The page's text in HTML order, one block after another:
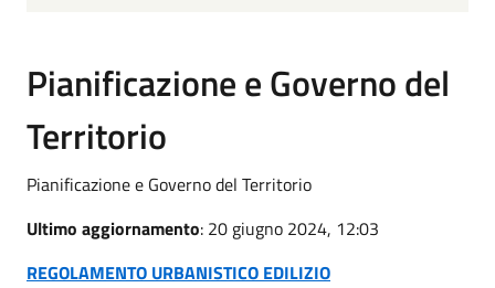
Pianificazione e Governo del
Territorio
Pianificazione e Governo del Territorio
Ultimo aggiornamento: 20 giugno 2024, 12:03
REGOLAMENTO URBANISTICO EDILIZIO